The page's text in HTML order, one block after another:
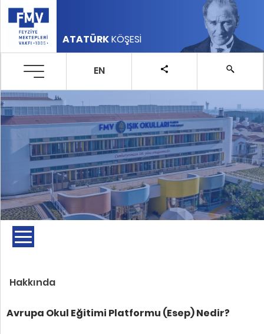
ATATÜRKKÖŞESİ
EN
Hakkında
Avrupa Okul Eğitimi Platformu (Esep) Nedir?